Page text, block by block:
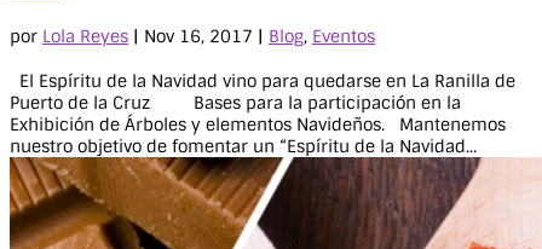
por Lola Reyes | Nov 16, 2017 | Blog, Eventos
El Espíritu de la Navidad vino para quedarse en La Ranilla de
Puerto de la Cruz Bases para la participación en la
Exhibición de Árboles y elementos Navideños. Mantenemos
nuestro objetivo de fomentar un “Espíritu de la Navidad...